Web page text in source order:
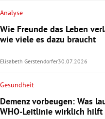
Analyse
Wie Freunde das Leben
wie viele es dazu braucht
Elisabeth Gerstendorfer30.07.2026
Gesundheit
Demenz vorbeugen: Was
WHO-Leitlinie wirklich hilft